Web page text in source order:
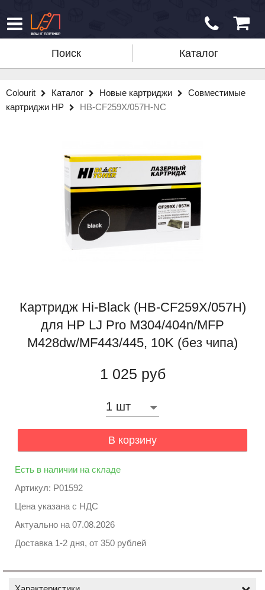
Поиск Каталог
Colourit Каталог Новые картриджи
Совместимые
картриджи HP
HB-CF259X/057H-NC
Картридж Hi-Black (HB-CF259X/057H)
для HP LJ Pro M304/404n/MFP
M428dw/MF443/445, 10K (без чипа)
1 025 руб
В корзину
Есть в наличии на складе
Артикул: P01592
Цена указана с НДС
Актуально на 07.08.2026
Доставка 1-2 дня, от 350 рублей